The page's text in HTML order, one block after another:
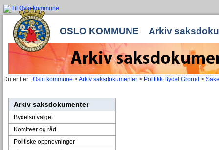
OSLO KOMMUNE Arkiv
Du er her: Oslo kommune >Arkiv saksdokumenter > Politikk Bydel Grorud >
Arkiv saksdokumenter
Bydelsutvalget
Komiteer og råd
Politiske oppnevninger